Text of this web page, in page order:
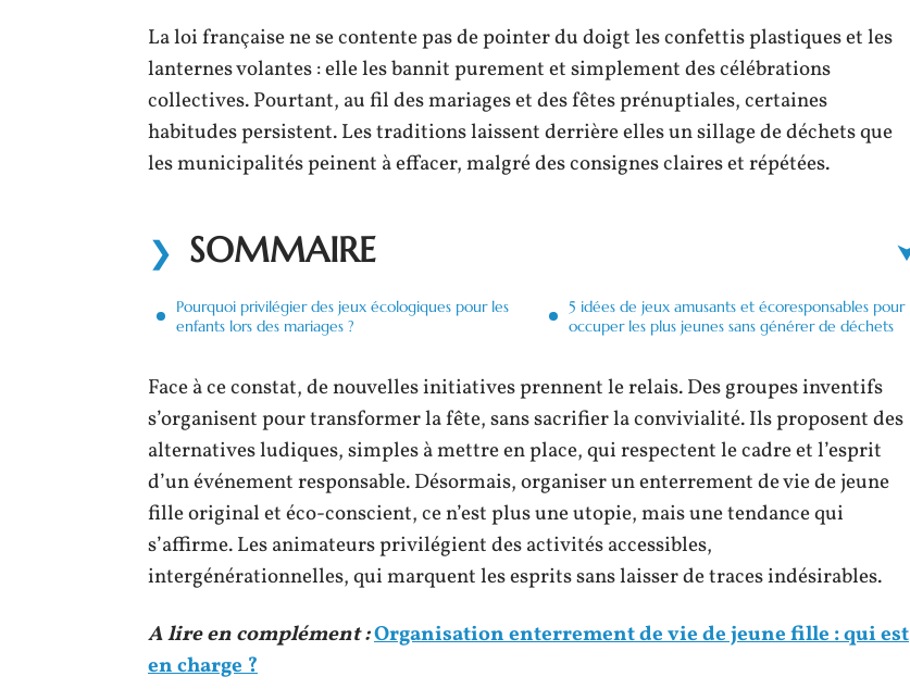
La loi française ne se contente pas de pointer du doigt les confettis plastiques et les
lanternes volantes : elle les bannit purement et simplement des célébrations
collectives. Pourtant, au fil des mariages et des fêtes prénuptiales, certaines
habitudes persistent. Les traditions laissent derrière elles un sillage de déchets que
les municipalités peinent à effacer, malgré des consignes claires et répétées.
SOMMAIRE
Pourquoi privilégier des jeux écologiques pour les
enfants lors des mariages ?
5 idées de jeux amusants et écoresponsables pour
occuper les plus jeunes sans générer de déchets
Face à ce constat, de nouvelles initiatives prennent le relais. Des groupes inventifs
s’organisent pour transformer la fête, sans sacrifier la convivialité. Ils proposent des
alternatives ludiques, simples à mettre en place, qui respectent le cadre et l’esprit
d’un événement responsable. Désormais, organiser un enterrement de vie de jeune
fille original et éco-conscient, ce n’est plus une utopie, mais une tendance qui
s’affirme. Les animateurs privilégient des activités accessibles,
intergénérationnelles, qui marquent les esprits sans laisser de traces indésirables.
A lire en complément :Organisation enterrement de vie de jeune fille : qui est
en charge ?